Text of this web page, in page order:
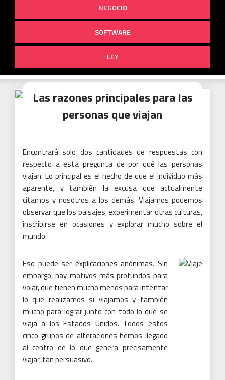
NEGOCIO
SOFTWARE
LEY
Las razones principales para las
personas que viajan
Encontrará solo dos cantidades de respuestas con
respecto a esta pregunta de por qué las personas
viajan. Lo principal es el hecho de que el individuo más
aparente, y también la excusa que actualmente
citamos y nosotros a los demás. Viajamos podemos
observar que los paisajes, experimentar otras culturas,
inscribirse en ocasiones y explorar mucho sobre el
mundo.
Eso puede ser explicaciones anónimas. Sin
embargo, hay motivos más profundos para
volar, que tienen mucho menos para intentar
lo que realizamos si viajamos y también
mucho para lograr junto con todo lo que se
viaja a los Estados Unidos. Todos estos
cinco grupos de alteraciones hemos llegado
al centro de lo que genera precisamente
viajar, tan persuasivo.